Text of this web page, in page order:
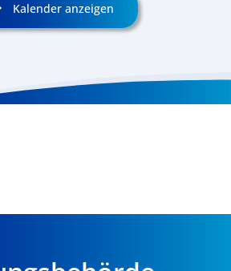
Kalender anzeigen